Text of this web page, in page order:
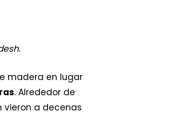
madera en lugar
. Alrededor de
vieron a decenas